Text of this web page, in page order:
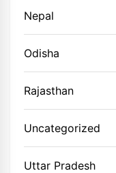
Nepal
Odisha
Rajasthan
Uncategorized
Uttar Pradesh